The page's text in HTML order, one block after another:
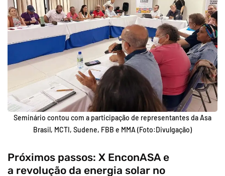
Seminário contou com a participação de representantes da Asa
Brasil, MCTI, Sudene, FBB e MMA (Foto:Divulgação)
Próximos passos: X EnconASA e
a revolução da energia solar no